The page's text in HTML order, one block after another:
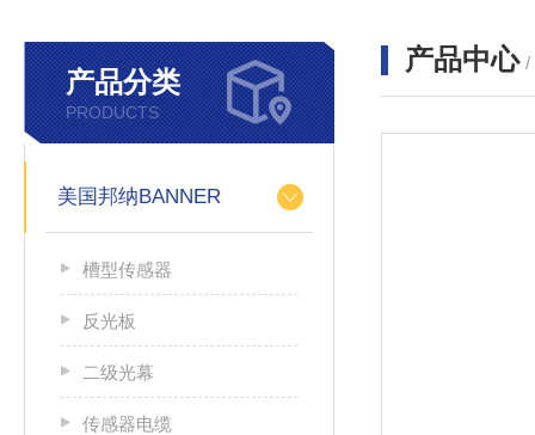
产品分类
PRODUCTS
美国邦纳BANNER
槽型传感器
反光板
二级光幕
传感器电缆
产品中心 /